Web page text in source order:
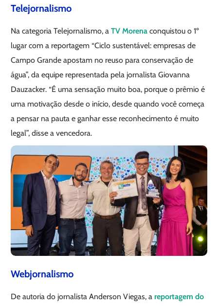
Telejornalismo
Na categoria Telejornalismo, aTV Morena conquistou o 1º
lugar com a reportagem “Ciclo sustentável: empresas de
Campo Grande apostam no reuso para conservação de
água”, da equipe representada pela jornalista Giovanna
Dauzacker. “É uma sensação muito boa, porque o prêmio é
uma motivação desde o início, desde quando você começa
a pensar na pauta e ganhar esse reconhecimento é muito
legal”, disse a vencedora.
Webjornalismo
De autoria do jornalista Anderson Viegas, a reportagem do